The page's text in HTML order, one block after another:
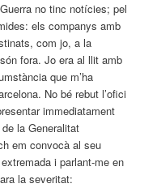
no tinc notícies; pel
els companys amb
com jo, a la
fora. Jo era al llit amb
que m’ha
No bé rebut l’ofici
immediatament
la Generalitat
em convocà al seu
i parlant-me en
la severitat: